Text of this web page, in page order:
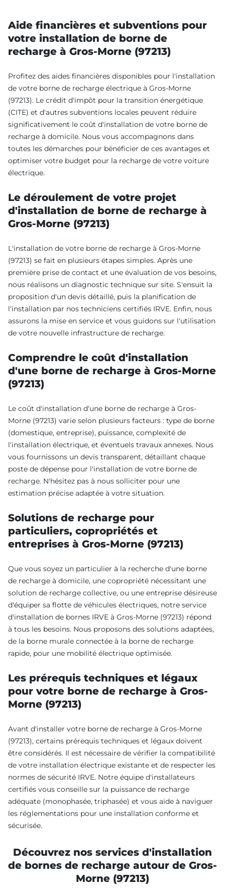
Aide financières et subventions pour
votre installation de borne de
recharge à Gros-Morne (97213)
Profitez des aides financières disponibles pour l'installation
de votre borne de recharge électrique à Gros-Morne
(97213). Le crédit d'impôt pour la transition énergétique
(CITE) et d'autres subventions locales peuvent réduire
significativement le coût d'installation de votre borne de
recharge à domicile. Nous vous accompagnons dans
toutes les démarches pour bénéficier de ces avantages et
optimiser votre budget pour la recharge de votre voiture
électrique.
Le déroulement de votre projet
d'installation de borne de recharge à
Gros-Morne (97213)
L'installation de votre borne de recharge à Gros-Morne
(97213) se fait en plusieurs étapes simples. Après une
première prise de contact et une évaluation de vos besoins,
nous réalisons un diagnostic technique sur site. S'ensuit la
proposition d'un devis détaillé, puis la planification de
l'installation par nos techniciens certifiés IRVE. Enfin, nous
assurons la mise en service et vous guidons sur l'utilisation
de votre nouvelle infrastructure de recharge.
Comprendre le coût d'installation
d'une borne de recharge à Gros-Morne
(97213)
Le coût d'installation d'une borne de recharge à Gros-
Morne (97213) varie selon plusieurs facteurs : type de borne
(domestique, entreprise), puissance, complexité de
l'installation électrique, et éventuels travaux annexes. Nous
vous fournissons un devis transparent, détaillant chaque
poste de dépense pour l'installation de votre borne de
recharge. N'hésitez pas à nous solliciter pour une
estimation précise adaptée à votre situation.
Solutions de recharge pour
particuliers, copropriétés et
entreprises à Gros-Morne (97213)
Que vous soyez un particulier à la recherche d'une borne
de recharge à domicile, une copropriété nécessitant une
solution de recharge collective, ou une entreprise désireuse
d'équiper sa flotte de véhicules électriques, notre service
d'installation de bornes IRVE à Gros-Morne (97213) répond
à tous les besoins. Nous proposons des solutions adaptées,
de la borne murale connectée à la borne de recharge
rapide, pour une mobilité électrique optimisée.
Les prérequis techniques et légaux
pour votre borne de recharge à Gros-
Morne (97213)
Avant d'installer votre borne de recharge à Gros-Morne
(97213), certains prérequis techniques et légaux doivent
être considérés. Il est nécessaire de vérifier la compatibilité
de votre installation électrique existante et de respecter les
normes de sécurité IRVE. Notre équipe d'installateurs
certifiés vous conseille sur la puissance de recharge
adéquate (monophasée, triphasée) et vous aide à naviguer
les réglementations pour une installation conforme et
sécurisée.
Découvrez nos services d'installation
de bornes de recharge autour de Gros-
Morne (97213)